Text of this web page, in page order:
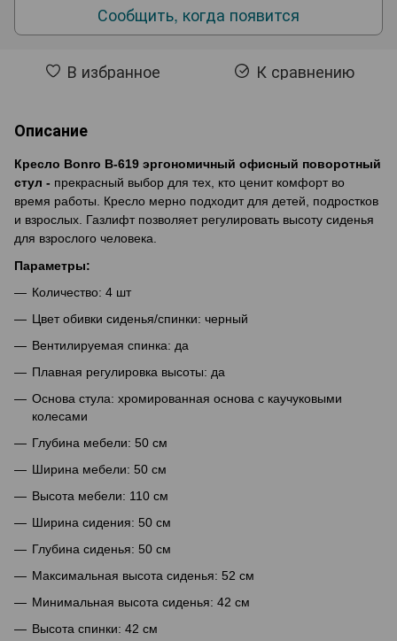
Сообщить, когда появится
В избранное К сравнению
Описание
Кресло Bonro B-619 эргономичный офисный поворотный
стул - прекрасный выбор для тех, кто ценит комфорт во
время работы. Кресло мерно подходит для детей, подростков
и взрослых. Газлифт позволяет регулировать высоту сиденья
для взрослого человека.
Параметры:
Количество: 4 шт
Цвет обивки сиденья/спинки: черный
Вентилируемая спинка: да
Плавная регулировка высоты: да
Основа стула: хромированная основа с каучуковыми
колесами
Глубина мебели: 50 см
Ширина мебели: 50 см
Высота мебели: 110 см
Ширина сидения: 50 см
Глубина сиденья: 50 см
Максимальная высота сиденья: 52 см
Минимальная высота сиденья: 42 см
Высота спинки: 42 см